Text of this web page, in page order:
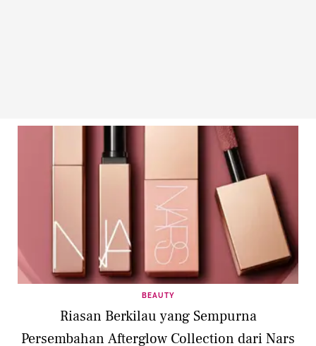
BEAUTY
Riasan Berkilau yang Sempurna
Persembahan Afterglow Collection dari Nars